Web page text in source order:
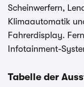
Scheinwerfern,
Klimaautomatik
Fahrerdisplay.
Infotainment-
Tabelle der